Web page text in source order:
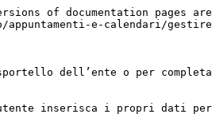
of documentation pages are
e-calendari/
dell’ente o per
inserisca i propri dati